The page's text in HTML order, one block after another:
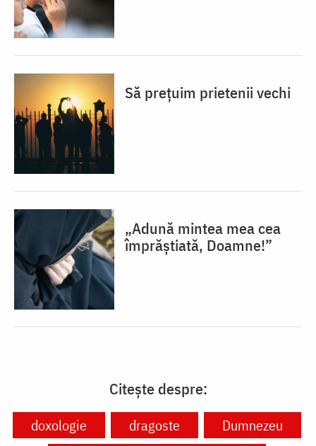
Să prețuim prietenii vechi
„Adună mintea mea cea
împrăștiată, Doamne!”
Citește despre:
doxologie dragoste
Dumnezeu